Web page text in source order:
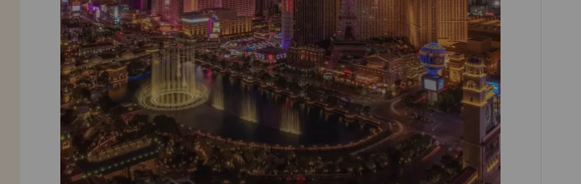
LIQUIDAÇÕES
EM FORMAÇÃO
info@casadopuzzle.pt